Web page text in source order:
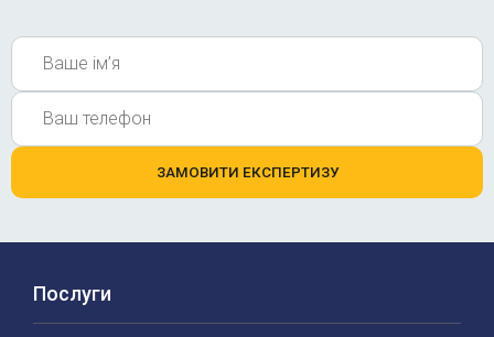
ЗАМОВИТИ ЕКСПЕРТИЗУ
Послуги